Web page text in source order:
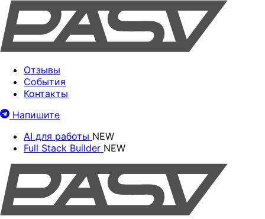
Отзывы
События
Контакты
Напишите
AI для работы NEW
Full Stack Builder NEW